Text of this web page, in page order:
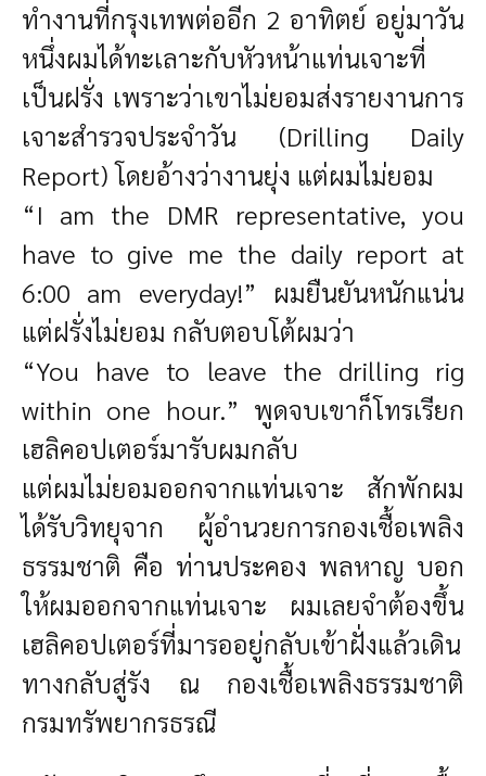
ทำงานที่กรุงเทพต่ออีก 2 อาทิตย์ อยู่มาวัน
หนึ่งผมได้ทะเลาะกับหัวหน้าแท่นเจาะที่
เป็นฝรั่ง เพราะว่าเขาไม่ยอมส่งรายงานการ
เจาะสำรวจประจำวัน (Drilling Daily
Report) โดยอ้างว่างานยุ่ง แต่ผมไม่ยอม
“I am the DMR representative, you
have to give me the daily report at
6:00 am everyday!” ผมยืนยันหนักแน่น
แต่ฝรั่งไม่ยอม กลับตอบโต้ผมว่า
“You have to leave the drilling rig
within one hour.” พูดจบเขาก็โทรเรียก
เฮลิคอปเตอร์มารับผมกลับ
แต่ผมไม่ยอมออกจากแท่นเจาะ สักพักผม
ได้รับวิทยุจาก ผู้อำนวยการกองเชื้อเพลิง
ธรรมชาติ คือ ท่านประคอง พลหาญ บอก
ให้ผมออกจากแท่นเจาะ ผมเลยจำต้องขึ้น
เฮลิคอปเตอร์ที่มารออยู่กลับเข้าฝั่งแล้วเดิน
ทางกลับสู่รัง ณ กองเชื้อเพลิงธรรมชาติ
กรมทรัพยากรธรณี